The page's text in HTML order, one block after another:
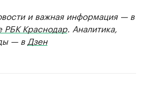
и важная информация — в
РБК Краснодар. Аналитика,
— в Дзен